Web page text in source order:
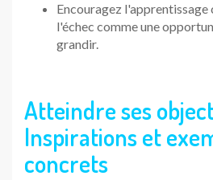
Encouragez
l'échec comme une
grandir.
Atteindre ses
Inspirations et
concrets